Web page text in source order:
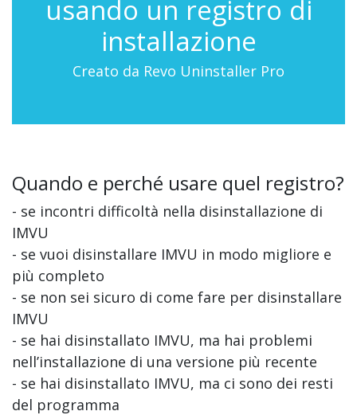
usando un registro di
installazione
Creato da Revo Uninstaller Pro
Quando e perché usare quel registro?
- se incontri difficoltà nella disinstallazione di
IMVU
- se vuoi disinstallare IMVU in modo migliore e
più completo
- se non sei sicuro di come fare per disinstallare
IMVU
- se hai disinstallato IMVU, ma hai problemi
nell’installazione di una versione più recente
- se hai disinstallato IMVU, ma ci sono dei resti
del programma